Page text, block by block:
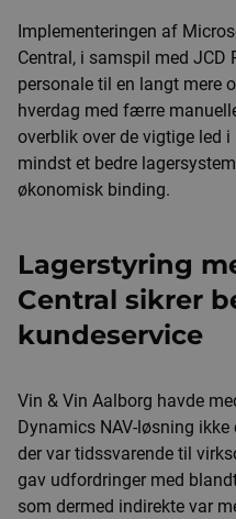
Implementeringen af
Central, i samspil med JCD
personale til en langt mere
hverdag med færre
overblik over de vigtige led
mindst et bedre
økonomisk binding.
Lagerstyring
Central sikrer
kundeservice
Vin & Vin Aalborg havde
Dynamics NAV-løsning
der var tidssvarende til
gav udfordringer med
som dermed indirekte var